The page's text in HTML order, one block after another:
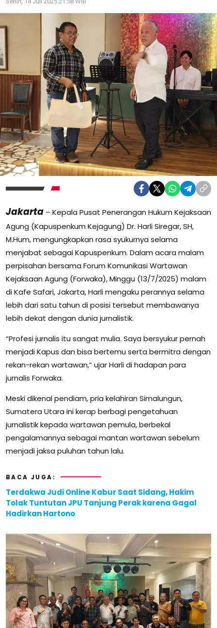
Jakarta – Kepala Pusat Penerangan Hukum Kejaksaan
Agung (Kapuspenkum Kejagung) Dr. Harli Siregar, SH,
M.Hum, mengungkapkan rasa syukurnya selama
menjabat sebagai Kapuspenkum. Dalam acara malam
perpisahan bersama Forum Komunikasi Wartawan
Kejaksaan Agung (Forwaka), Minggu (13/7/2025) malam
di Kafe Safari, Jakarta, Harli mengaku perannya selama
lebih dari satu tahun di posisi tersebut membawanya
lebih dekat dengan dunia jurnalistik.
“Profesi jurnalis itu sangat mulia. Saya bersyukur pernah
menjadi Kapus dan bisa bertemu serta bermitra dengan
rekan-rekan wartawan,” ujar Harli di hadapan para
jurnalis Forwaka.
Meski dikenal pendiam, pria kelahiran Simalungun,
Sumatera Utara ini kerap berbagi pengetahuan
jurnalistik kepada wartawan pemula, berbekal
pengalamannya sebagai mantan wartawan sebelum
menjadi jaksa puluhan tahun lalu.
BACA JUGA:
Terdakwa Judi Online Kabur Saat Sidang, Hakim
Tolak Tuntutan JPU Tanjung Perak karena Gagal
Hadirkan Hartono